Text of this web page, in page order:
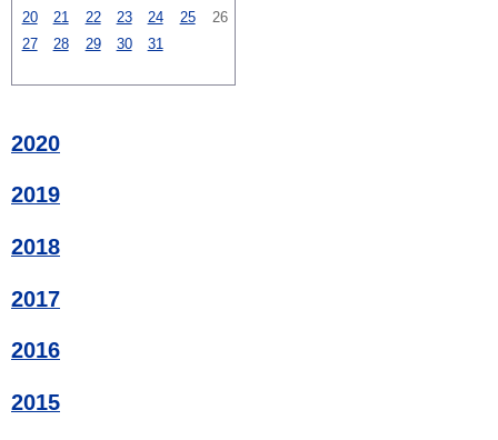
20
21 22 23 24 25
26
27
28 29 30 31
2020
2019
2018
2017
2016
2015